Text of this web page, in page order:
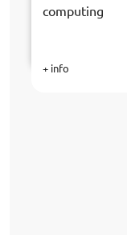
computing
+ info